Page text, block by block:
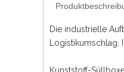
Die industrielle